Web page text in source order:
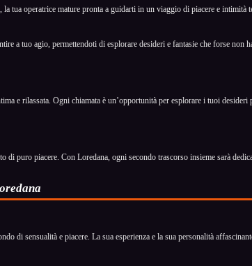
tua operatrice mature pronta a guidarti in un viaggio di piacere e
a tuo agio, permettendoti di esplorare desideri e fantasie che forse
e rilassata. Ogni chiamata è un’opportunità per esplorare i tuoi
di puro piacere. Con Loredana, ogni secondo trascorso insieme sarà
di sensualità e piacere. La sua esperienza e la sua personalità